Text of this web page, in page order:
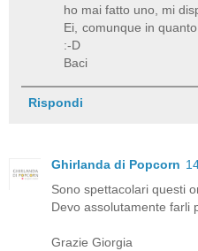
ho mai fatto uno, mi
Ei, comunque in
:-D
Baci
Rispondi
Ghirlanda di Popcorn
Sono spettacolari questi
Devo assolutamente farli
Grazie Giorgia